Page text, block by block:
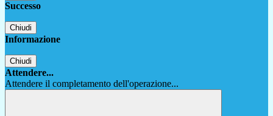
Successo
Chiudi
Informazione
Chiudi
Attendere...
Attendere il completamento dell'operazione...